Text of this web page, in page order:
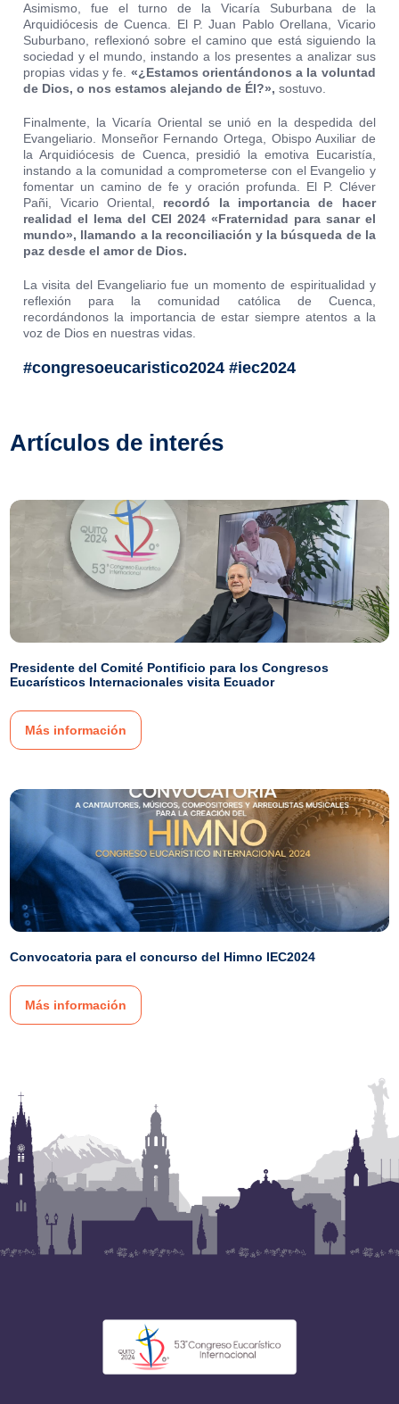
Asimismo, fue el turno de la Vicaría Suburbana de la
Arquidiócesis de Cuenca. El P. Juan Pablo Orellana, Vicario
Suburbano, reflexionó sobre el camino que está siguiendo la
sociedad y el mundo, instando a los presentes a analizar sus
propias vidas y fe. «¿Estamos orientándonos a la voluntad
de Dios, o nos estamos alejando de Él?», sostuvo.
Finalmente, la Vicaría Oriental se unió en la despedida del
Evangeliario. Monseñor Fernando Ortega, Obispo Auxiliar de
la Arquidiócesis de Cuenca, presidió la emotiva Eucaristía,
instando a la comunidad a comprometerse con el Evangelio y
fomentar un camino de fe y oración profunda. El P. Cléver
Pañi, Vicario Oriental, recordó la importancia de hacer
realidad el lema del CEI 2024 «Fraternidad para sanar el
mundo», llamando a la reconciliación y la búsqueda de la
paz desde el amor de Dios.
La visita del Evangeliario fue un momento de espiritualidad y
reflexión para la comunidad católica de Cuenca,
recordándonos la importancia de estar siempre atentos a la
voz de Dios en nuestras vidas.
#congresoeucaristico2024 #iec2024
Artículos de interés
Presidente del Comité Pontificio para los Congresos
Eucarísticos Internacionales visita Ecuador
Más información
Convocatoria para el concurso del Himno IEC2024
Más información